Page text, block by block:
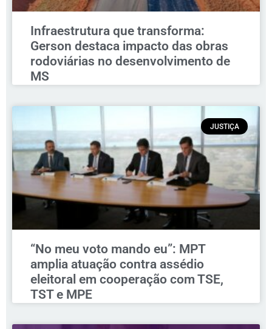
Infraestrutura que transforma:
Gerson destaca impacto das obras
rodoviárias no desenvolvimento de
MS
JUSTIÇA
“No meu voto mando eu”: MPT
amplia atuação contra assédio
eleitoral em cooperação com TSE,
TST e MPE